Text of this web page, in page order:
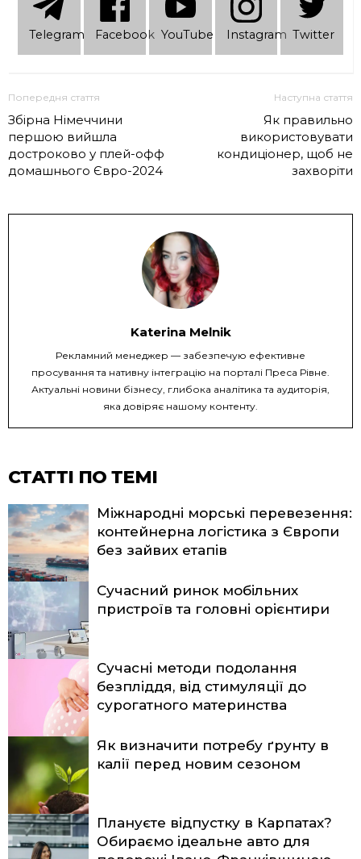
Telеgram Facebook YouTube Instagram Twitter
Попередня стаття
Збірна Німеччини
першою вийшла
достроково у плей-офф
домашнього Євро-2024
Наступна стаття
Як правильно
використовувати
кондиціонер, щоб не
захворіти
Katerina Melnik
Рекламний менеджер — забезпечую ефективне
просування та нативну інтеграцію на порталі Преса Рівне.
Актуальні новини бізнесу, глибока аналітика та аудиторія,
яка довіряє нашому контенту.
СТАТТІ ПО ТЕМІ
Міжнародні морські перевезення:
контейнерна логістика з Європи
без зайвих етапів
Сучасний ринок мобільних
пристроїв та головні орієнтири
Сучасні методи подолання
безпліддя, від стимуляції до
сурогатного материнства
Як визначити потребу ґрунту в
калії перед новим сезоном
Плануєте відпустку в Карпатах?
Обираємо ідеальне авто для